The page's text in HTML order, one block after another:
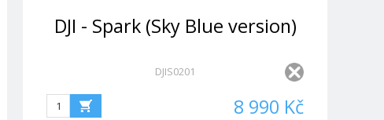
DJI - Spark (Sky Blue version)
DJIS0201
8 990 Kč